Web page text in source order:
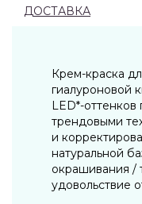
ДОСТАВКА
Крем-краска
гиалуроновой
LED*-оттенков
трендовыми
и
натуральной
окрашивания /
удовольствие